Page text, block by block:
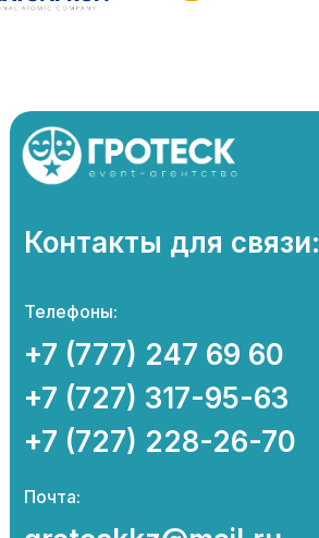
Контакты для связи:
+7 (777) 247 69 60
+7 (727) 317-95-63
+7 (727) 228-26-70
Телефоны:
Почта: